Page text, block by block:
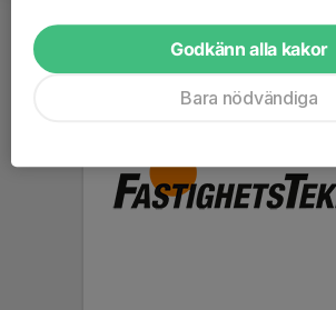
Godkänn alla kakor
Bara nödvändiga